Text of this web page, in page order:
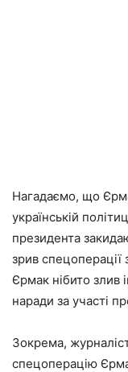
Нагадаємо, що
українській
президента
зрив спецоперації
Єрмак нібито злив
наради за участі
Зокрема,
спецоперацію